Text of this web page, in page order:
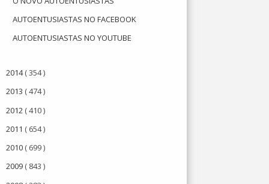
AUTOENTUSIASTAS NO FACEBOOK
AUTOENTUSIASTAS NO YOUTUBE
2014( 354 )
2013 ( 474 )
2012 ( 410 )
2011 ( 654 )
2010 ( 699 )
2009 ( 843 )